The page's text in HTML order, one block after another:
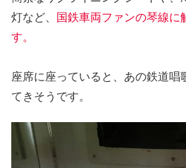
灯など、
国鉄車両ファンの琴線に
す。
座席に座っていると、あの鉄道唱
てきそうです。